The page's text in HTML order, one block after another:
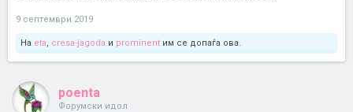
9 септември 2019
На eta, cresa-jagoda и prominent им се допаѓа ова.
poenta
Форумски идол